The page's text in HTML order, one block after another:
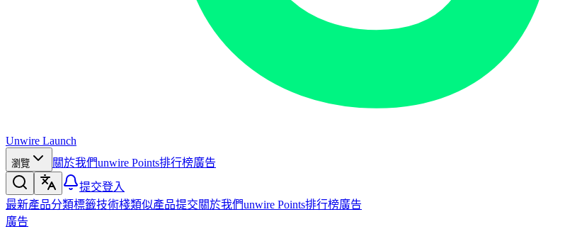
Unwire Launch
瀏覽 關於我們unwire Points排行榜廣告
提交登入
最新產品分類標籤技術棧類似產品提交關於我們unwire Points排行榜廣告
廣告